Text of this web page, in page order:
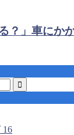
？」車にか
16